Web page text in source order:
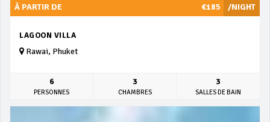
/NIGHT
À PARTIR DE €185
LAGOON VILLA
Rawai, Phuket
6
PERSONNES
3
CHAMBRES
3
SALLES DE BAIN